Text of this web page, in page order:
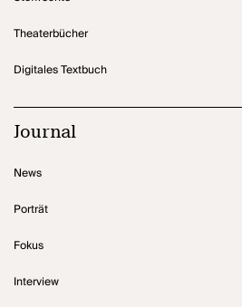
Theaterbücher
Digitales Textbuch
Journal
News
Porträt
Fokus
Interview